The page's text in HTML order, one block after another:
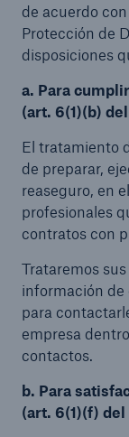
de acuerdo
Protección de
disposiciones
a. Para
(art. 6(1)(b)
El tratamiento
de preparar,
reaseguro, en
profesionales
contratos con
Trataremos
información
para
empresa
contactos.
b. Para
(art. 6(1)(f) del